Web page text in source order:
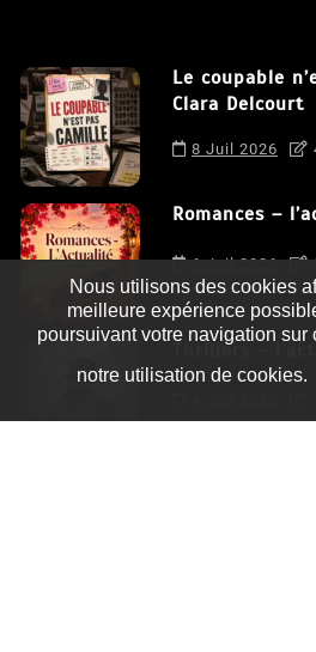
Le coupable
Clara Delcourt
8 Juil 2026
Romances –
6 Juil 2026
Thrillers –
Nous utilisons des cookies
meilleure expérience
poursuivant votre navigation sur
notre utilisation de cookies.